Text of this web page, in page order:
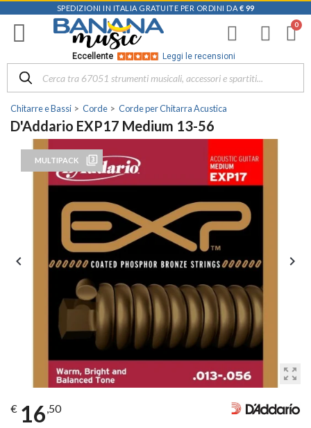
SPEDIZIONI IN ITALIA GRATUITE PER ORDINI DA € 99
Eccellente Leggi le recensioni
Chitarre e Bassi Corde Corde per Chitarra Acustica
D'Addario EXP17 Medium 13-56
MULTIPACK filter_3
zoom_out_map
 
€ 16,50